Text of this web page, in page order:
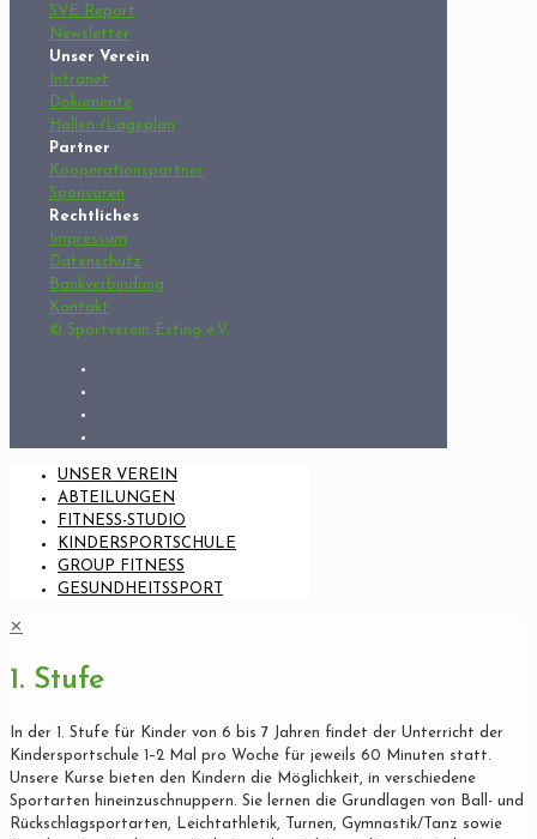
SVE Report
Newsletter
Unser Verein
Intranet
Dokumente
Hallen-/Lageplan
Partner
Kooperationspartner
Sponsoren
Rechtliches
Impressum
Datenschutz
Bankverbindung
Kontakt
© Sportverein Esting e.V.
UNSER VEREIN
ABTEILUNGEN
FITNESS-STUDIO
KINDERSPORTSCHULE
GROUP FITNESS
GESUNDHEITSSPORT
✕
1. Stufe
In der 1. Stufe für Kinder von 6 bis 7 Jahren findet der Unterricht der
Kindersportschule 1–2 Mal pro Woche für jeweils 60 Minuten statt.
Unsere Kurse bieten den Kindern die Möglichkeit, in verschiedene
Sportarten hineinzuschnuppern. Sie lernen die Grundlagen von Ball- und
Rückschlagsportarten, Leichtathletik, Turnen, Gymnastik/Tanz sowie